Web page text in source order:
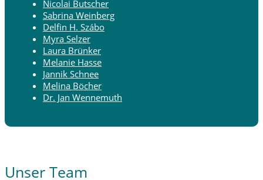
Nicolai Butscher
Sabrina Weinberg
Delfin H. Szábo
Myra Selzer
Laura Brünker
Melanie Hasse
Jannik Schnee
Melina Böcher
Dr. Jan Wennemuth
Unser Team